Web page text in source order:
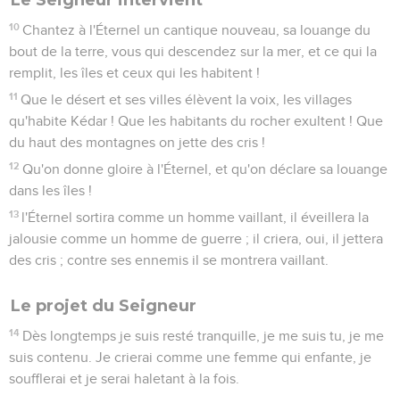
10 Chantez à l'Éternel un cantique nouveau, sa louange du
bout de la terre, vous qui descendez sur la mer, et ce qui la
remplit, les îles et ceux qui les habitent !
11 Que le désert et ses villes élèvent la voix, les villages
qu'habite Kédar ! Que les habitants du rocher exultent ! Que
du haut des montagnes on jette des cris !
12 Qu'on donne gloire à l'Éternel, et qu'on déclare sa louange
dans les îles !
13 l'Éternel sortira comme un homme vaillant, il éveillera la
jalousie comme un homme de guerre ; il criera, oui, il jettera
des cris ; contre ses ennemis il se montrera vaillant.
Le projet du Seigneur
14 Dès longtemps je suis resté tranquille, je me suis tu, je me
suis contenu. Je crierai comme une femme qui enfante, je
soufflerai et je serai haletant à la fois.